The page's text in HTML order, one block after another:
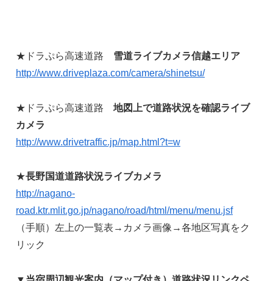
★ドラぷら高速道路 雪道ライブカメラ信越エリア
http://www.driveplaza.com/camera/shinetsu/
★ドラぷら高速道路 地図上で道路状況を確認ライブ
カメラ
http://www.drivetraffic.jp/map.html?t=w
★長野国道道路状況ライブカメラ
http://nagano-
road.ktr.mlit.go.jp/nagano/road/html/menu/menu.jsf
（手順）左上の一覧表→カメラ画像→各地区写真をク
リック